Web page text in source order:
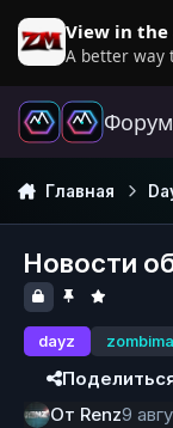
Перейти к
View in the
A better way
Главная
Новости
dayz
От Renz9